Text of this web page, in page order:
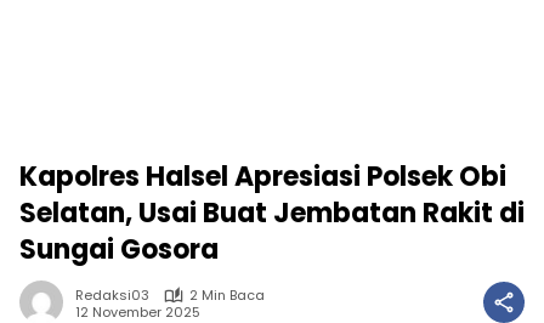
Kapolres Halsel Apresiasi Polsek Obi
Selatan, Usai Buat Jembatan Rakit di
Sungai Gosora
Redaksi03
2 Min Baca
12 November 2025